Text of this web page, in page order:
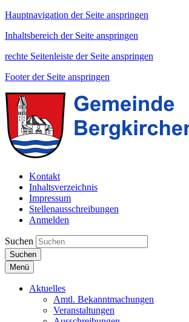
Hauptnavigation der Seite anspringen
Inhaltsbereich der Seite anspringen
rechte Seitenleiste der Seite anspringen
Footer der Seite anspringen
Kontakt
Inhaltsverzeichnis
Impressum
Stellenausschreibungen
Anmelden
Suchen
Suchen
Menü
Aktuelles
Amtl. Bekanntmachungen
Veranstaltungen